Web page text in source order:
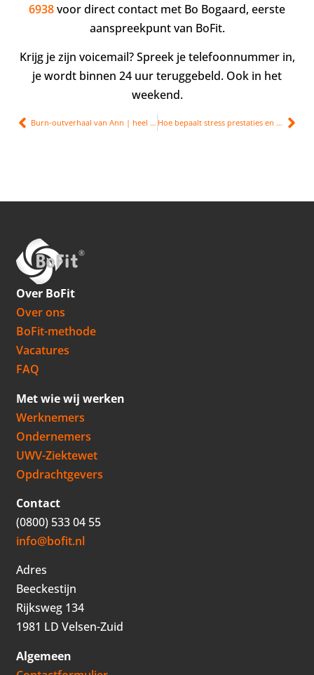
6938voor direct contact met Bo Bogaard, eerste
aanspreekpunt van BoFit.
Krijg je zijn voicemail? Spreek je telefoonnummer in,
je wordt binnen 24 uur teruggebeld. Ook in het
weekend.
Burn-outverhaal van Ann | heel onzeker Hoe bepaalt stress prestaties en gezondheid?
Over BoFit
Over ons
BoFit-methode
Vacatures
FAQ
Met wie wij werken
Werknemers
Ondernemers
UWV-Ziektewet
Opdrachtgevers
Contact
(0800) 533 04 55
info@bofit.nl
Adres
Beeckestijn
Rijksweg 134
1981 LD Velsen-Zuid
Algemeen